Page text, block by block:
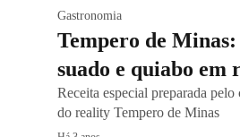
Gastronomia
Tempero de
suado e quiabo em
Receita especial preparada
do reality Tempero de Minas